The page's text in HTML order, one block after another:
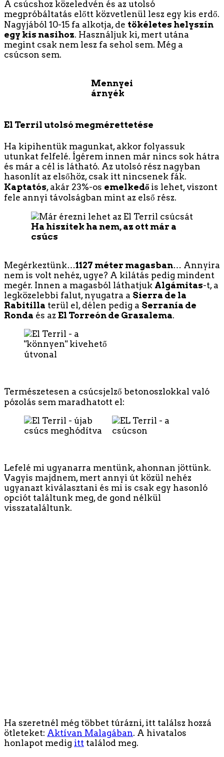
A csúcshoz közeledvén és az utolsó
megpróbáltatás előtt közvetlenül lesz egy kis erdő.
Nagyjából 10-15 fa alkotja, de tökéletes helyszín
egy kis nasihoz. Használjuk ki, mert utána
megint csak nem lesz fa sehol sem. Még a
csúcson sem.
Mennyei
árnyék
El Terril utolsó megmérettetése
Ha kipihentük magunkat, akkor folyassuk
utunkat felfelé. Ígérem innen már nincs sok hátra
és már a cél is látható. Az utolsó rész nagyban
hasonlít az elsőhöz, csak itt nincsenek fák.
Kaptatós, akár 23%-os emelkedő is lehet, viszont
fele annyi távolságban mint az első rész.
Ha hiszitek ha nem, az ott már a
csúcs
Megérkeztünk…1127 méter magasban… Annyira
nem is volt nehéz, ugye? A kilátás pedig mindent
megér. Innen a magasból láthatjuk Algámitas-t, a
legközelebbi falut, nyugatra a Sierra de la
Rabitilla terül el, délen pedig a Serranía de
Ronda és az El Torreón de Grazalema.
Természetesen a csúcsjelző betonoszlokkal való
pózolás sem maradhatott el:
Lefelé mi ugyanarra mentünk, ahonnan jöttünk.
Vagyis majdnem, mert annyi út közül nehéz
ugyanazt kiválasztani és mi is csak egy hasonló
opciót találtunk meg, de gond nélkül
visszataláltunk.
Ha szeretnél még többet túrázni, itt találsz hozzá
ötleteket: Aktívan Malagában. A hivatalos
honlapot medig itt találod meg.